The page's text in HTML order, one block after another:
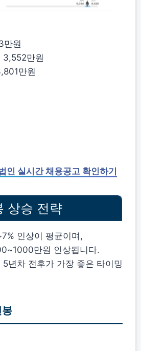
만원
만원
만원
인 실시간 채용공고 확인하기
상승 전략
인상이 평균이며,
만원 인상됩니다.
년차 전후가 가장 좋은 타이밍